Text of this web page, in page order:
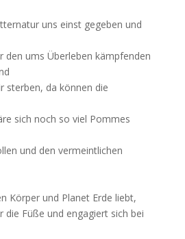
uns einst gegeben und
den ums Überleben kämpfenden
sterben, da können die
sich noch so viel Pommes
und den vermeintlichen
Körper und Planet Erde liebt,
die Füße und engagiert sich bei